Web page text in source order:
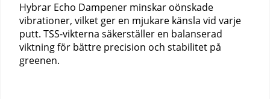
Hybrar Echo Dampener minskar oönskade
vibrationer, vilket ger en mjukare känsla vid varje
putt. TSS-vikterna säkerställer en balanserad
viktning för bättre precision och stabilitet på
greenen.